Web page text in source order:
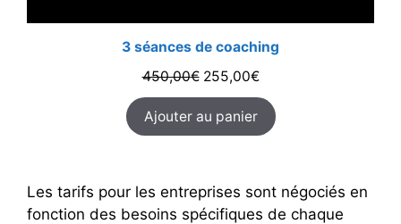
3 séances de coaching
450,00€ Le
prix
initial
était :
255,00€Le
prix
actuel
est :
Ajouter au panier
Les tarifs pour les entreprises sont négociés en
fonction des besoins spécifiques de chaque